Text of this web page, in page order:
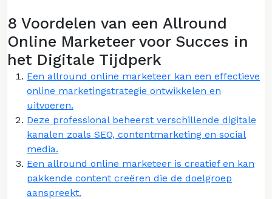
8 Voordelen van een Allround
Online Marketeer voor Succes in
het Digitale Tijdperk
Een allround online marketeer kan een effectieve
online marketingstrategie ontwikkelen en
uitvoeren.
Deze professional beheerst verschillende digitale
kanalen zoals SEO, contentmarketing en social
media.
Een allround online marketeer is creatief en kan
pakkende content creëren die de doelgroep
aanspreekt.